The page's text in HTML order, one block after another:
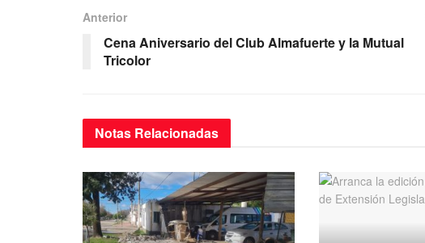
b
o
o
p m
Anterior
Cena Aniversario del Club Almafuerte y la Mutual
Tricolor
Notas Relacionadas